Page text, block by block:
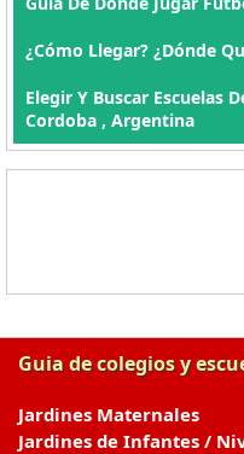
¿Cómo Llegar? ¿Dónde
Elegir Y Buscar Escuelas
Cordoba , Argentina
Guia de colegios y
Jardines Maternales
Jardines de Infantes /